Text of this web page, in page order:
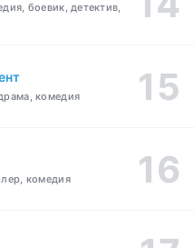
боевик, детектив,
комедия
комедия